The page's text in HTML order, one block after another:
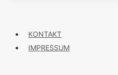
KONTAKT
IMPRESSUM